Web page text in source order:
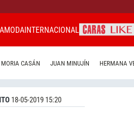
MODAINTERNACIONAL
MORIA CASÁN JUAN MINUJÍN HERMANA
18-05-2019 15:20